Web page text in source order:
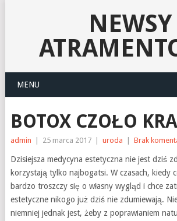
NEWSY
MENU
BOTOX CZOŁO
admin 25 marca 2017 uroda Brak
Dzisiejsza medycyna estetyczna nie jest dziś
korzystają tylko najbogatsi. W czasach, kiedy
bardzo troszczy się o własny wygląd i chce
estetyczne nikogo już dziś nie zdumiewają.
niemniej jednak jest, żeby z poprawianiem